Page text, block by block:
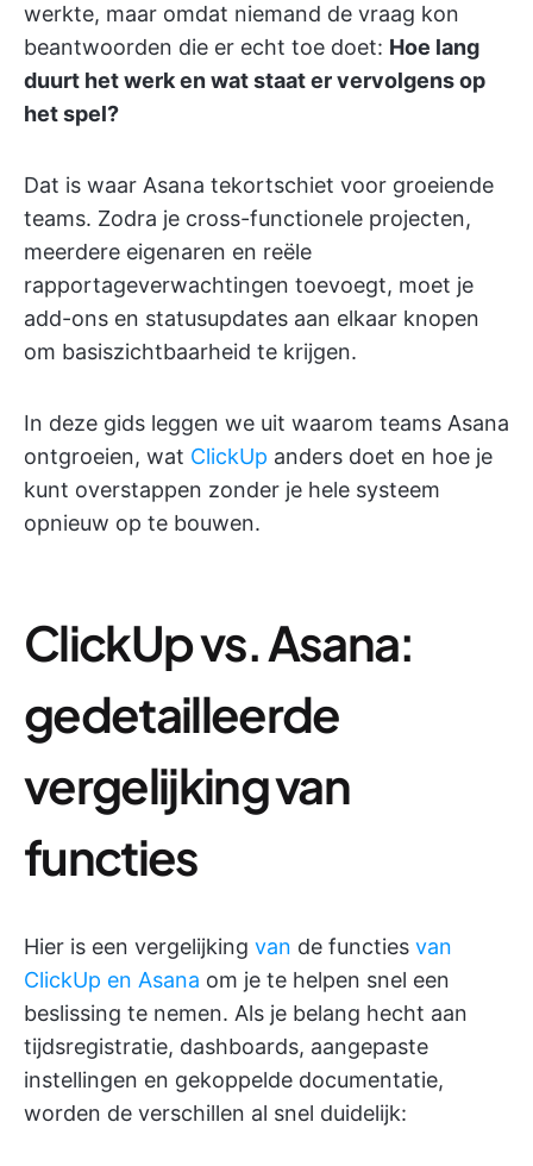
werkte, maar omdat niemand de vraag kon
beantwoorden die er echt toe doet: Hoe lang
duurt het werk en wat staat er vervolgens op
het spel?
Dat is waar Asana tekortschiet voor groeiende
teams. Zodra je cross-functionele projecten,
meerdere eigenaren en reële
rapportageverwachtingen toevoegt, moet je
add-ons en statusupdates aan elkaar knopen
om basiszichtbaarheid te krijgen.
In deze gids leggen we uit waarom teams Asana
ontgroeien, wat ClickUp anders doet en hoe je
kunt overstappen zonder je hele systeem
opnieuw op te bouwen.
ClickUp vs. Asana:
gedetailleerde
vergelijking van
functies
Hier is een vergelijking van de functies van
ClickUp en Asana om je te helpen snel een
beslissing te nemen. Als je belang hecht aan
tijdsregistratie, dashboards, aangepaste
instellingen en gekoppelde documentatie,
worden de verschillen al snel duidelijk: